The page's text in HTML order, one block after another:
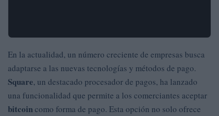
En la actualidad, un número creciente de empresas busca
adaptarse a las nuevas tecnologías y métodos de pago.
Square, un destacado procesador de pagos, ha lanzado
una funcionalidad que permite a los comerciantes aceptar
bitcoincomo forma de pago. Esta opción no solo ofrece